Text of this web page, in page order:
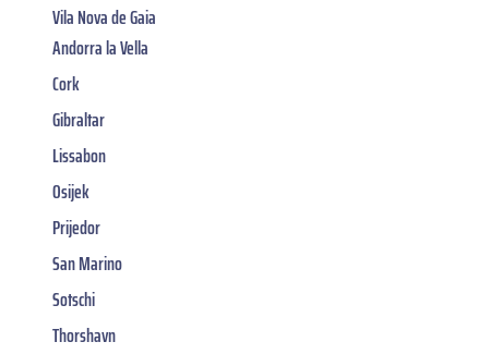
Vila Nova de Gaia
Andorra la Vella
Cork
Gibraltar
Lissabon
Osijek
Prijedor
San Marino
Sotschi
Thorshavn